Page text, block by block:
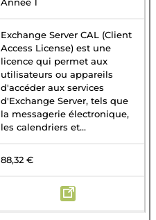
Exchange Server CAL (Client
Access License) est une
licence qui permet aux
utilisateurs ou appareils
d'accéder aux services
d'Exchange Server, tels que
la messagerie électronique,
les calendriers et...
88,32 €